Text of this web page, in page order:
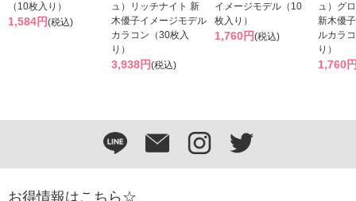
（10枚入り）
1,584円(税込)
ュ）リッチナイト 新
木優子イメージモデル
カラコン（30枚入
り）
3,938円(税込)
イメージモデル（10
枚入り）
1,760円(税込)
ュ）グ
新木優
ルカラ
り）
1,760
お得情報はこちら☆